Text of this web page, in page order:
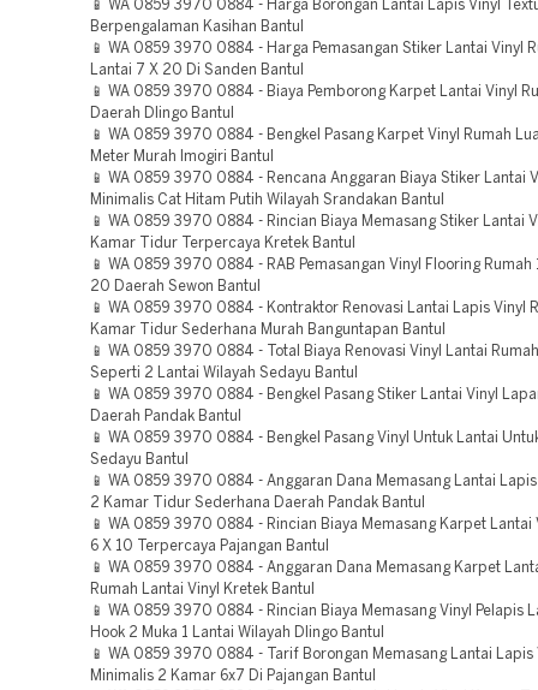
📱 WA 0859 3970 0884 - Harga Borongan Lantai Lapis Vinyl
Berpengalaman Kasihan Bantul
📱 WA 0859 3970 0884 - Harga Pemasangan Stiker Lantai Vinyl
Lantai 7 X 20 Di Sanden Bantul
📱 WA 0859 3970 0884 - Biaya Pemborong Karpet Lantai Vinyl
Daerah Dlingo Bantul
📱 WA 0859 3970 0884 - Bengkel Pasang Karpet Vinyl Rumah
Meter Murah Imogiri Bantul
📱 WA 0859 3970 0884 - Rencana Anggaran Biaya Stiker Lantai
Minimalis Cat Hitam Putih Wilayah Srandakan Bantul
📱 WA 0859 3970 0884 - Rincian Biaya Memasang Stiker Lantai
Kamar Tidur Terpercaya Kretek Bantul
📱 WA 0859 3970 0884 - RAB Pemasangan Vinyl Flooring Rumah
20 Daerah Sewon Bantul
📱 WA 0859 3970 0884 - Kontraktor Renovasi Lantai Lapis Vinyl
Kamar Tidur Sederhana Murah Banguntapan Bantul
📱 WA 0859 3970 0884 - Total Biaya Renovasi Vinyl Lantai
Seperti 2 Lantai Wilayah Sedayu Bantul
📱 WA 0859 3970 0884 - Bengkel Pasang Stiker Lantai Vinyl
Daerah Pandak Bantul
📱 WA 0859 3970 0884 - Bengkel Pasang Vinyl Untuk Lantai
Sedayu Bantul
📱 WA 0859 3970 0884 - Anggaran Dana Memasang Lantai
2 Kamar Tidur Sederhana Daerah Pandak Bantul
📱 WA 0859 3970 0884 - Rincian Biaya Memasang Karpet Lantai
6 X 10 Terpercaya Pajangan Bantul
📱 WA 0859 3970 0884 - Anggaran Dana Memasang Karpet
Rumah Lantai Vinyl Kretek Bantul
📱 WA 0859 3970 0884 - Rincian Biaya Memasang Vinyl Pelapis
Hook 2 Muka 1 Lantai Wilayah Dlingo Bantul
📱 WA 0859 3970 0884 - Tarif Borongan Memasang Lantai Lapis
Minimalis 2 Kamar 6x7 Di Pajangan Bantul